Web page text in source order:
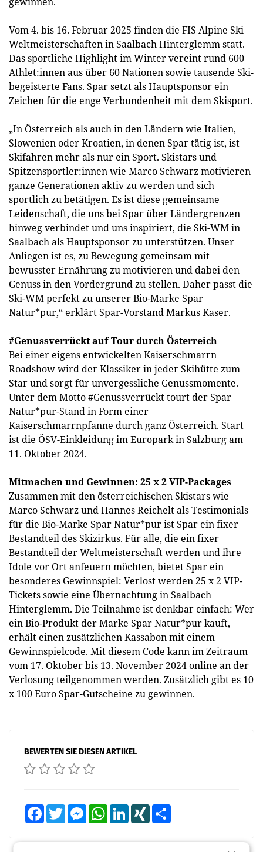
Vom 4. bis 16. Februar 2025 finden die FIS Alpine Ski
Weltmeisterschaften in Saalbach Hinterglemm statt.
Das sportliche Highlight im Winter vereint rund 600
Athlet:innen aus über 60 Nationen sowie tausende Ski-
begeisterte Fans. Spar setzt als Hauptsponsor ein
Zeichen für die enge Verbundenheit mit dem Skisport.
„In Österreich als auch in den Ländern wie Italien,
Slowenien oder Kroatien, in denen Spar tätig ist, ist
Skifahren mehr als nur ein Sport. Skistars und
Spitzensportler:innen wie Marco Schwarz motivieren
ganze Generationen aktiv zu werden und sich
sportlich zu betätigen. Es ist diese gemeinsame
Leidenschaft, die uns bei Spar über Ländergrenzen
hinweg verbindet und uns inspiriert, die Ski-WM in
Saalbach als Hauptsponsor zu unterstützen. Unser
Anliegen ist es, zu Bewegung gemeinsam mit
bewusster Ernährung zu motivieren und dabei den
Genuss in den Vordergrund zu stellen. Daher passt die
Ski-WM perfekt zu unserer Bio-Marke Spar
Natur*pur,“ erklärt Spar-Vorstand Markus Kaser.
#Genussverrückt auf Tour durch Österreich
Bei einer eigens entwickelten Kaiserschmarrn
Roadshow wird der Klassiker in jeder Skihütte zum
Star und sorgt für unvergessliche Genussmomente.
Unter dem Motto #Genussverrückt tourt der Spar
Natur*pur-Stand in Form einer
Kaiserschmarrnpfanne durch ganz Österreich. Start
ist die ÖSV-Einkleidung im Europark in Salzburg am
11. Oktober 2024.
Mitmachen und Gewinnen: 25 x 2 VIP-Packages
Zusammen mit den österreichischen Skistars wie
Marco Schwarz und Hannes Reichelt als Testimonials
für die Bio-Marke Spar Natur*pur ist Spar ein fixer
Bestandteil des Skizirkus. Für alle, die ein fixer
Bestandteil der Weltmeisterschaft werden und ihre
Idole vor Ort anfeuern möchten, bietet Spar ein
besonderes Gewinnspiel: Verlost werden 25 x 2 VIP-
Tickets sowie eine Übernachtung in Saalbach
Hinterglemm. Die Teilnahme ist denkbar einfach: Wer
ein Bio-Produkt der Marke Spar Natur*pur kauft,
erhält einen zusätzlichen Kassabon mit einem
Gewinnspielcode. Mit diesem Code kann im Zeitraum
vom 17. Oktober bis 13. November 2024 online an der
Verlosung teilgenommen werden. Zusätzlich gibt es 10
x 100 Euro Spar-Gutscheine zu gewinnen.
BEWERTEN SIE DIESEN ARTIKEL
FacebookTwitter MessengerWhatsAppLinkedInXING